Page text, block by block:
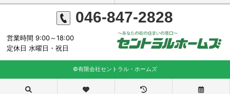
046-847-2828
営業時間 9:00～18:00
定休日 水曜日・祝日
©有限会社セントラル・ホームズ